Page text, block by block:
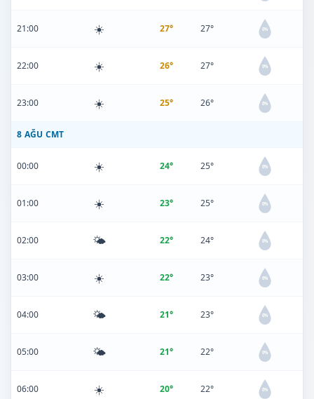
21:00 ☀️ 27° 27° 0%
22:00 ☀️ 26° 27° 0%
23:00 ☀️ 25° 26° 0%
8 AĞU CMT
00:00 ☀️ 24° 25° 0%
01:00 ☀️ 23° 25° 0%
02:00 🌤️ 22° 24° 0%
03:00 ☀️ 22° 23° 0%
04:00 🌤️ 21° 23° 0%
05:00 🌤️ 21° 22° 0%
06:00 ☀️ 20° 22° 0%